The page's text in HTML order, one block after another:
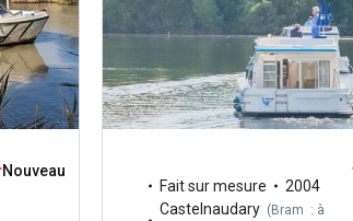
Nouveau
Fait sur mesure
2004
Castelnaudary (Bram : à